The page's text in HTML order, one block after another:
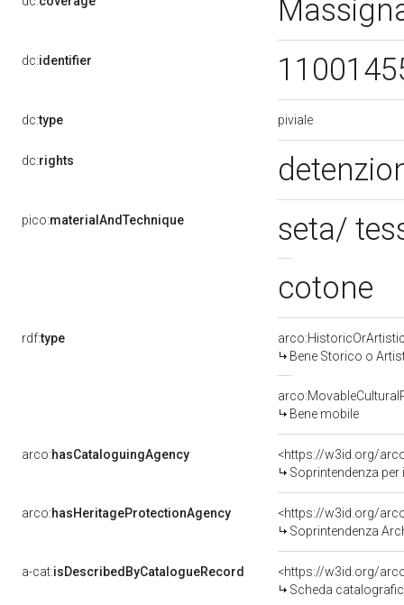
dc:identifier
dc:type piviale
dc:rights
pico:materialAndTechnique
seta/
cotone
rdf:type
Bene Storico o
Bene mobile
arco:hasCataloguingAgency
<https://w3id.org/
Soprintendenza
arco:hasHeritageProtectionAgency
<https://w3id.org/
Soprintendenza
a-cat:isDescribedByCatalogueRecord
<https://w3id.org/
Scheda